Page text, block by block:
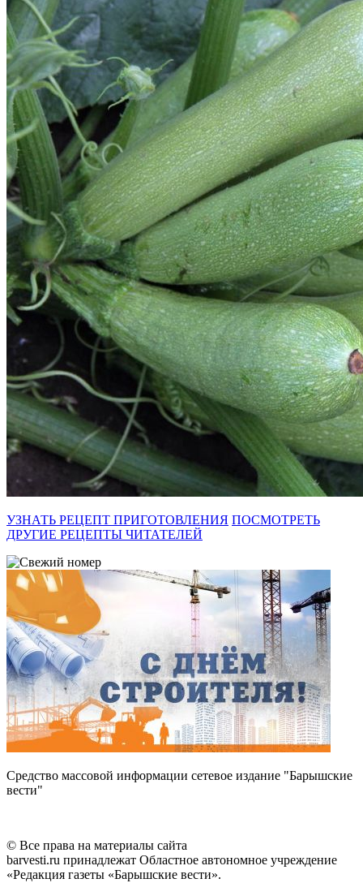
УЗНАТЬ РЕЦЕПТ ПРИГОТОВЛЕНИЯ ПОСМОТРЕТЬ
ДРУГИЕ РЕЦЕПТЫ ЧИТАТЕЛЕЙ
Средство массовой информации сетевое издание "Барышские
вести"
© Все права на материалы сайта
barvesti.ru принадлежат Областное автономное учреждение
«Редакция газеты «Барышские вести».